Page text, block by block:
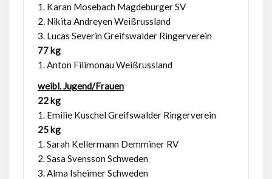
1. Karan Mosebach Magdeburger SV
2. Nikita Andreyen Weißrussland
3. Lucas Severin Greifswalder Ringerverein
77 kg
1. Anton Filimonau Weißrussland
weibl. Jugend/Frauen
22 kg
1. Emilie Kuschel Greifswalder Ringerverein
25 kg
1. Sarah Kellermann Demminer RV
2. Sasa Svensson Schweden
3. Alma Isheimer Schweden